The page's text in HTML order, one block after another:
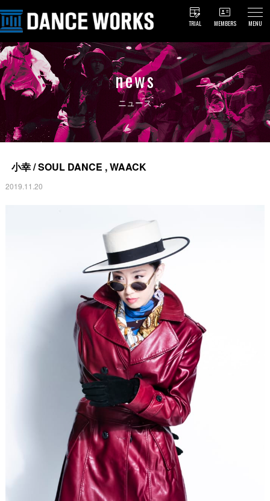
TRIAL MEMBERS MENU
news
ニュース
小幸 / SOUL DANCE , WAACK
2019.11.20